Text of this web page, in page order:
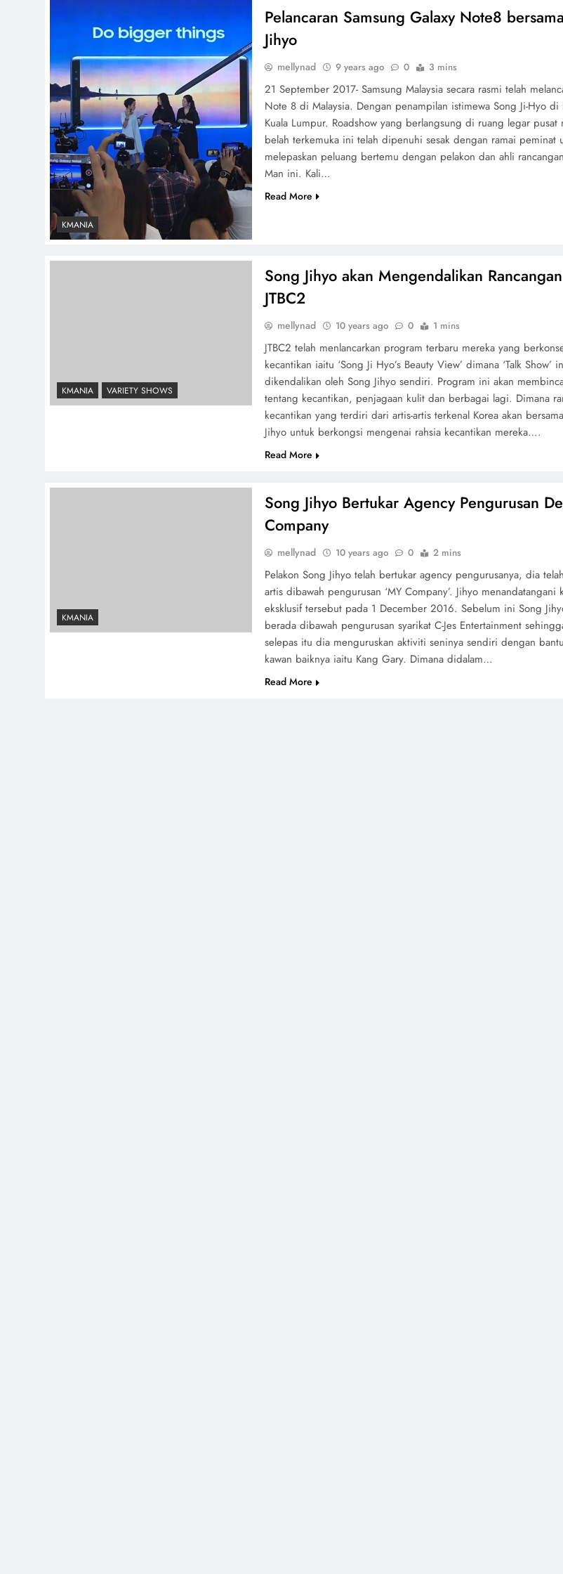
KMANIA
Pelancaran Samsung Galaxy Note8
Jihyo
mellynad 9 years ago 0 3 mins
21 September 2017- Samsung Malaysia secara rasmi telah
Note 8 di Malaysia. Dengan penampilan istimewa Song Ji-Hyo di
Kuala Lumpur. Roadshow yang berlangsung di ruang legar pusat
belah terkemuka ini telah dipenuhi sesak dengan ramai peminat
melepaskan peluang bertemu dengan pelakon dan ahli
Man ini. Kali…
Read More
KMANIA VARIETY SHOWS
Song Jihyo akan Mengendalikan
JTBC2
mellynad 10 years ago 0 1 mins
JTBC2 telah menlancarkan program terbaru mereka yang
kecantikan iaitu ‘Song Ji Hyo’s Beauty View’ dimana ‘Talk Show’
dikendalikan oleh Song Jihyo sendiri. Program ini akan
tentang kecantikan, penjagaan kulit dan berbagai lagi. Dimana
kecantikan yang terdiri dari artis-artis terkenal Korea akan
Jihyo untuk berkongsi mengenai rahsia kecantikan mereka….
Read More
KMANIA
Song Jihyo Bertukar Agency Pengurusan
Company
mellynad 10 years ago 0 2 mins
Pelakon Song Jihyo telah bertukar agency pengurusanya, dia
artis dibawah pengurusan ‘MY Company’. Jihyo menandatangani
eksklusif tersebut pada 1 December 2016. Sebelum ini Song
berada dibawah pengurusan syarikat C-Jes Entertainment
selepas itu dia menguruskan aktiviti seninya sendiri dengan
kawan baiknya iaitu Kang Gary. Dimana didalam…
Read More